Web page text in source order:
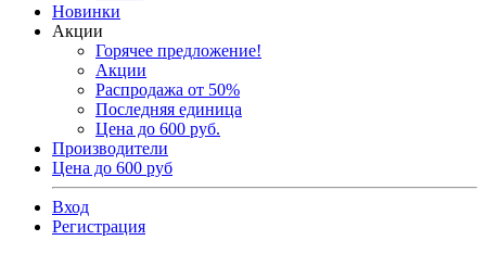
Новинки
Акции
Горячее предложение!
Акции
Распродажа от 50%
Последняя единица
Цена до 600 руб.
Производители
Цена до 600 руб
Вход
Регистрация